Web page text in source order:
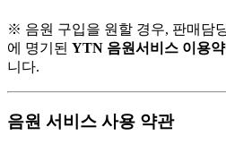
※ 음원 구입을 원할 경우, 판매담
에 명기된 YTN 음원서비스 이용
니다.
음원 서비스 사용 약관